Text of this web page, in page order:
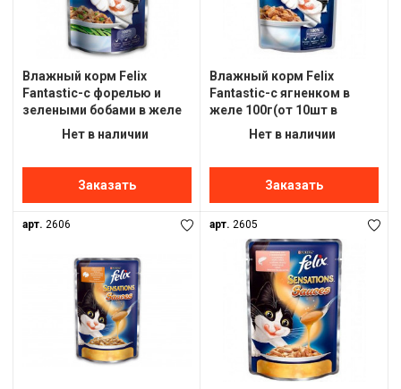
Влажный корм Felix
Fantastic-с форелью и
зелеными бобами в желе
100г(от 10шт в
Нет в наличии
Заказать
Влажный корм Felix
Fantastic-с ягненком в
желе 100г(от 10шт в
ассортименте)
Нет в наличии
Заказать
арт. 2606 арт. 2605